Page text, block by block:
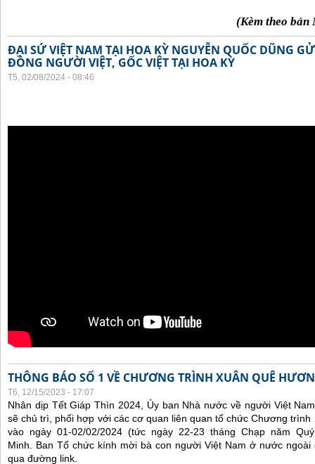
(Kèm theo bản
ĐẠI SỨ VIỆT NAM TẠI HOA KỲ NGUYỄN QUỐC DŨNG
ĐỒNG NGƯỜI VIỆT, GỐC VIỆT TẠI HOA KỲ
T5, 02/08/2024 - 08:46
THÔNG BÁO SỐ 1 VỀ CHƯƠNG TRÌNH XUÂN QUÊ
T6, 12/15/2023 - 17:07
Nhân dịp Tết Giáp Thìn 2024, Ủy ban Nhà nước về người Việt
sẽ chủ trì, phối hợp với các cơ quan liên quan tổ chức Chương
vào ngày 01-02/02/2024 (tức ngày 22-23 tháng Chạp năm
Minh. Ban Tổ chức kính mời bà con người Việt Nam ở nước
qua đường link.